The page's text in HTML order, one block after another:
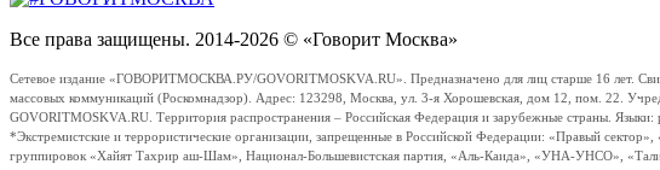
Все права защищены. 2014-2026 © «Говорит Москва»
Сетевое издание «ГОВОРИТМОСКВА.РУ/GOVORITMOSKVA.RU». Предназначено для лиц старше 16 лет.
массовых коммуникаций (Роскомнадзор). Адрес: 123298, Москва, ул. 3-я Хорошевская, дом 12, пом. 22.
GOVORITMOSKVA.RU. Территория распространения – Российская Федерация и зарубежные страны.
*Экстремистские и террористические организации, запрещенные в Российской Федерации: «Правый
группировок «Хайят Тахрир аш-Шам», Национал-Большевистская партия, «Аль-Каида», «УНА-УНСО»,